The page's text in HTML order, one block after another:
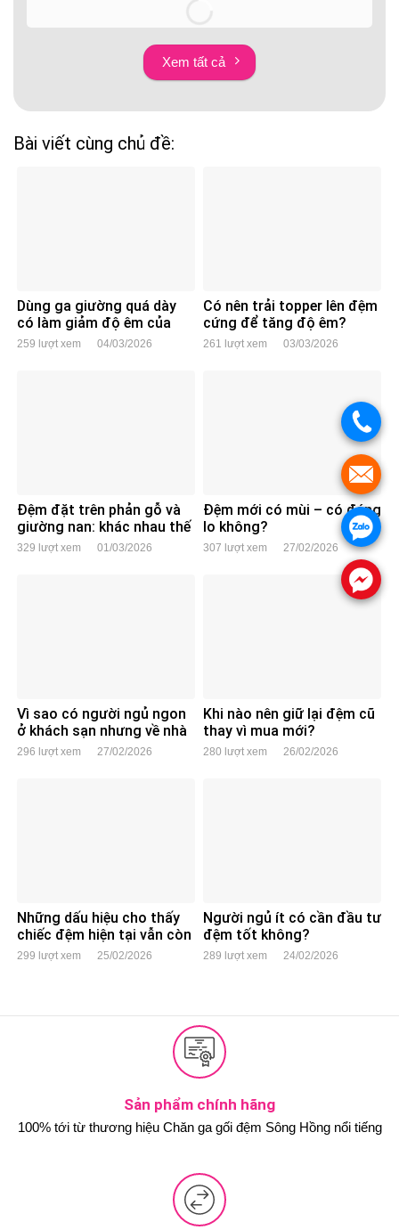
Xem tất cả
Bài viết cùng chủ đề:
Dùng ga giường quá dày
có làm giảm độ êm của
đệm không?
259 lượt xem 04/03/2026
Có nên trải topper lên đệm
cứng để tăng độ êm?
261 lượt xem 03/03/2026
Đệm đặt trên phản gỗ và
giường nan: khác nhau thế
nào?
329 lượt xem 01/03/2026
Đệm mới có mùi – có đáng
lo không?
307 lượt xem 27/02/2026
Vì sao có người ngủ ngon
ở khách sạn nhưng về nhà
lại mất ngủ?
296 lượt xem 27/02/2026
Khi nào nên giữ lại đệm cũ
thay vì mua mới?
280 lượt xem 26/02/2026
Những dấu hiệu cho thấy
chiếc đệm hiện tại vẫn còn
dùng tốt
299 lượt xem 25/02/2026
Người ngủ ít có cần đầu tư
đệm tốt không?
289 lượt xem 24/02/2026
Sản phẩm chính hãng
100% tới từ thương hiệu Chăn ga gối đệm Sông Hồng nổi tiếng
.
.
.
.